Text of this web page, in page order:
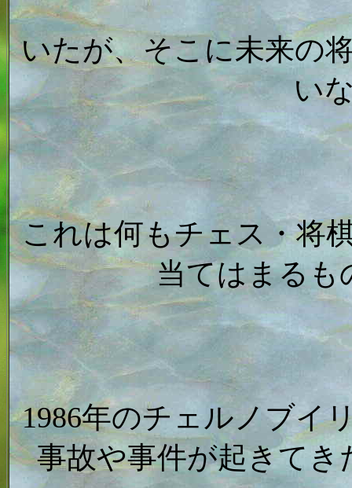
いたが、そこに未来の
い
これは何もチェス・将
当てはまるも
1986年のチェルノブイ
事故や事件が起きて